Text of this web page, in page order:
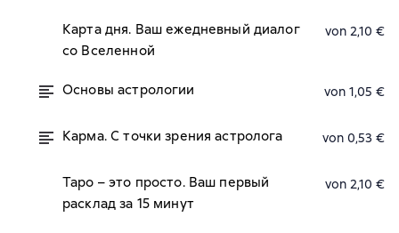
Карта дня. Ваш ежедневный диалог
со Вселенной
von 2,10 €
Основы астрологии von 1,05 €
Карма. С точки зрения астролога von 0,53 €
Таро – это просто. Ваш первый
расклад за 15 минут
von 2,10 €